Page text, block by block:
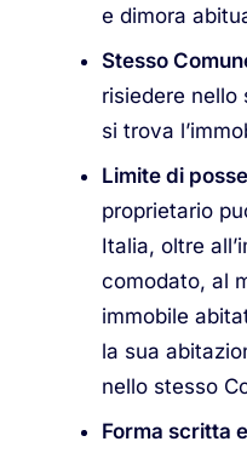
e dimora
Stesso
risiedere nello
si trova
Limite di
proprietario
Italia, oltre
comodato, al
immobile
la sua
nello stesso
Forma scritta